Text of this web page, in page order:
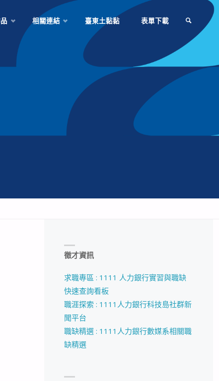
相關連結 臺東土黏黏 表單下載
徵才資訊
求職專區 : 1111 人力銀行實習與職缺
快速查詢看板
職涯探索 : 1111人力銀行科技島社群新
聞平台
職缺精選 : 1111人力銀行數媒系相關職
缺精選